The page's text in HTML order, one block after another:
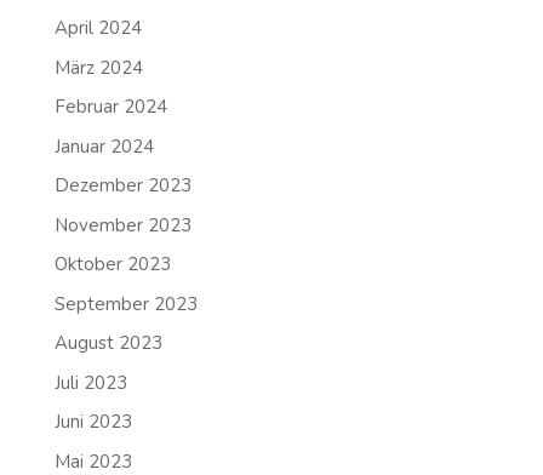
April 2024
März 2024
Februar 2024
Januar 2024
Dezember 2023
November 2023
Oktober 2023
September 2023
August 2023
Juli 2023
Juni 2023
Mai 2023